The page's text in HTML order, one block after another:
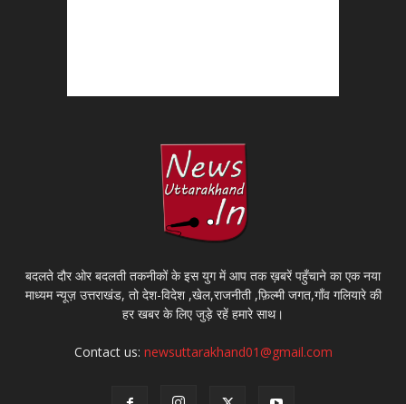
बदलते दौर ओर बदलती तकनीकों के इस युग में आप तक ख़बरें पहुँचाने का एक नया
माध्यम न्यूज़ उत्तराखंड, तो देश-विदेश ,खेल,राजनीती ,फ़िल्मी जगत,गाँव गलियारे की
हर खबर के लिए जुड़े रहें हमारे साथ।
Contact us: newsuttarakhand01@gmail.com